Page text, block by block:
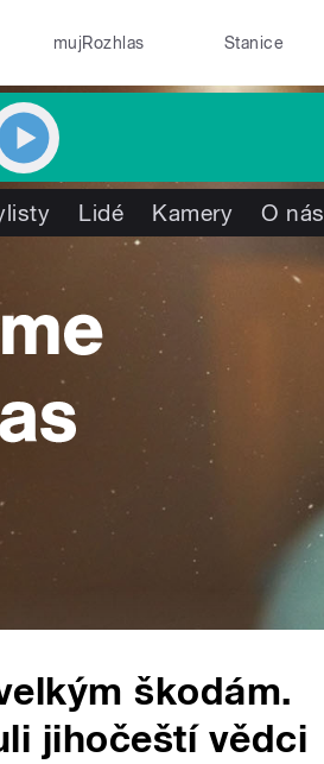
mujRozhlas Stanice
Lidé Kamery O nás
škodám.
jihočeští vědci